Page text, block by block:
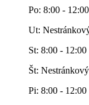
Po: 8:00 -
Ut:
St: 8:00 -
Št:
Pi: 8:00 -